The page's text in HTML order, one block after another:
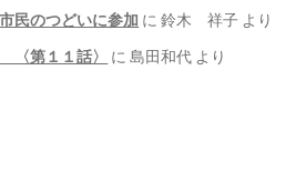
民のつどいに参加 に鈴木 祥子 より
第１１話〉
に島田和代 より